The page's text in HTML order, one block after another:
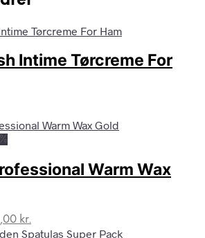
Intime Tørcreme For
Warm Wax
kr.
aktuelle